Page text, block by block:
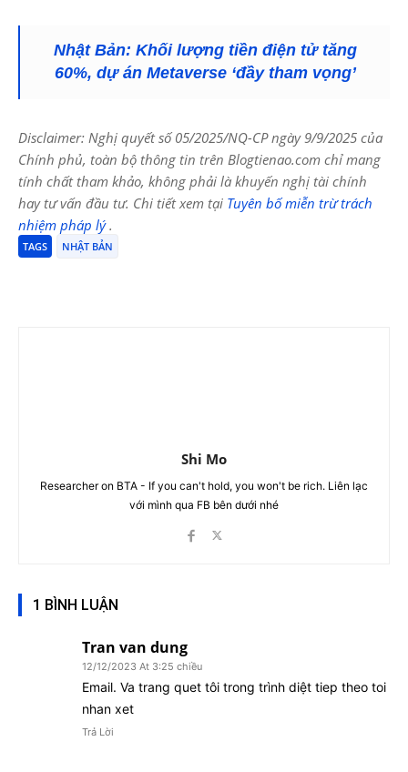
Nhật Bản: Khối lượng tiền điện tử tăng
60%, dự án Metaverse ‘đầy tham vọng’
Disclaimer: Nghị quyết số 05/2025/NQ-CP ngày 9/9/2025 của
Chính phủ, toàn bộ thông tin trên Blogtienao.com chỉ mang
tính chất tham khảo, không phải là khuyến nghị tài chính
hay tư vấn đầu tư. Chi tiết xem tại Tuyên bố miễn trừ trách
nhiệm pháp lý.
TAGS NHẬT BẢN
Shi Mo
Researcher on BTA - If you can't hold, you won't be rich. Liên lạc
với mình qua FB bên dưới nhé
1 BÌNH LUẬN
Tran van dung
12/12/2023 At 3:25 chiều
Email. Va trang quet tôi trong trình diệt tiep theo toi
nhan xet
Trả Lời